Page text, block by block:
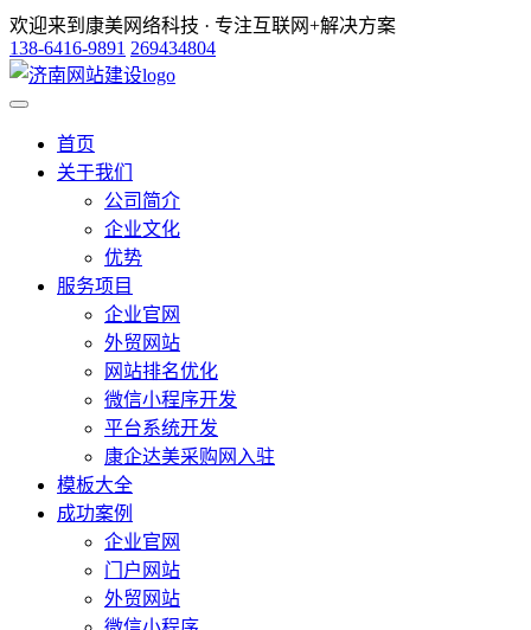
欢迎来到康美网络科技 · 专注互联网+解决方案
138-6416-9891 269434804
首页
关于我们
公司简介
企业文化
优势
服务项目
企业官网
外贸网站
网站排名优化
微信小程序开发
平台系统开发
康企达美采购网入驻
模板大全
成功案例
企业官网
门户网站
外贸网站